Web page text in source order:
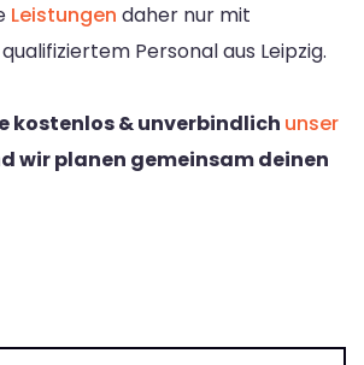
Leistungen daher nur mit
Personal aus Leipzig.
kostenlos & unverbindlich unser
wir planen gemeinsam deinen